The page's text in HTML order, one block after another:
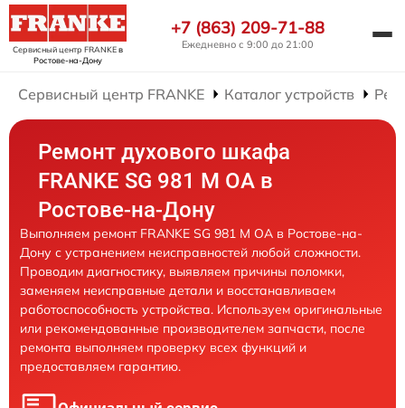
Сервисный центр FRANKEв
Ростове-на-Дону
+7 (863) 209-71-88
Ежедневно с 9:00 до 21:00
Сервисный центр FRANKE Каталог устройств
Ремонт духового шкафа
FRANKE SG 981 M OA в
Ростове-на-Дону
Выполняем ремонт FRANKE SG 981 M OA в Ростове-на-
Дону с устранением неисправностей любой сложности.
Проводим диагностику, выявляем причины поломки,
заменяем неисправные детали и восстанавливаем
работоспособность устройства. Используем оригинальные
или рекомендованные производителем запчасти, после
ремонта выполняем проверку всех функций и
предоставляем гарантию.